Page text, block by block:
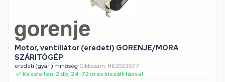
Motor, ventillátor (eredeti) GORENJE/MORA
SZÁRITÓGÉP
eredeti (gyári) minőség•Cikkszám: HK2023977
Készleten: 2 db, 24-72 órás kiszállítással